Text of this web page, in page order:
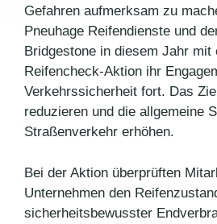
Gefahren aufmerksam zu
Pneuhage Reifendienste und
Bridgestone in diesem Jahr mit
Reifencheck-Aktion ihr
Verkehrssicherheit fort. Das
reduzieren und die allgemeine
Straßenverkehr erhöhen.
Bei der Aktion überprüften
Unternehmen den
sicherheitsbewusster